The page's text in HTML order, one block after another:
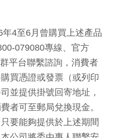
4至6月曾購買上述產品
079080專線、官方
平台聯繫諮詢，消費者
買憑證或發票（或列印
並提供掛號回寄地址，
者可至郵局兌換現金。
要能夠提供於上述期間